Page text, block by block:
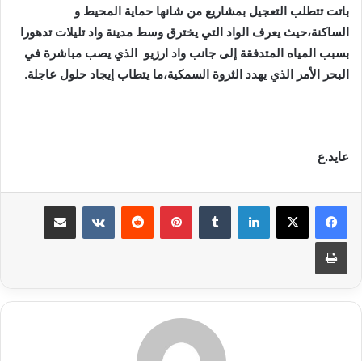
باتت تتطلب التعجيل بمشاريع من شانها حماية المحيط و
الساكنة،حيث يعرف الواد التي يخترق وسط مدينة واد تليلات تدهورا
بسبب المياه المتدفقة إلى جانب واد ارزيو الذي يصب مباشرة في
البحر الأمر الذي يهدد الثروة السمكية،ما يتطاب إيجاد حلول عاجلة.
عايد.ع
لينكدإن بينتيريست
طباعة